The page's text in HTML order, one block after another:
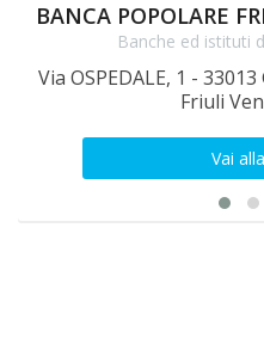
Banche ed istituti
Via OSPEDALE, 1 -
Friuli
Vai